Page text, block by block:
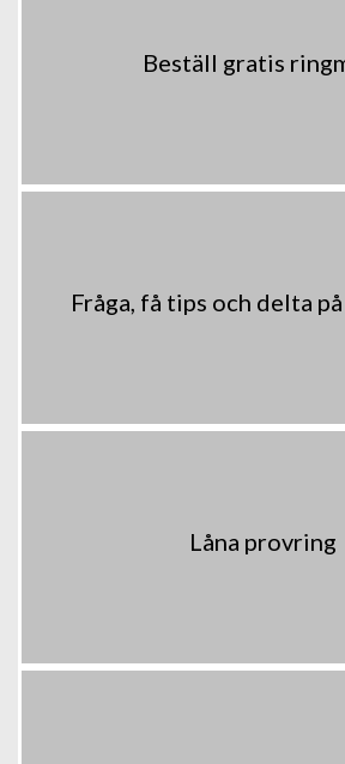
Beställ gratis
Fråga, få tips och delta
Låna provring